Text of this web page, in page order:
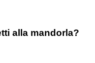
alla mandorla?